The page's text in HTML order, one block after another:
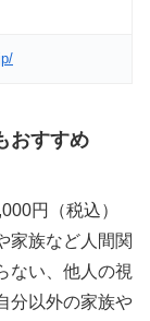
おすすめ
円（税込）
家族など人間関
ない、他人の視
分以外の家族や